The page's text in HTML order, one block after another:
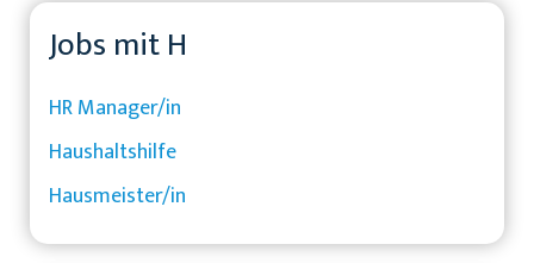
Jobs mit H
HR Manager/in
Haushaltshilfe
Hausmeister/in